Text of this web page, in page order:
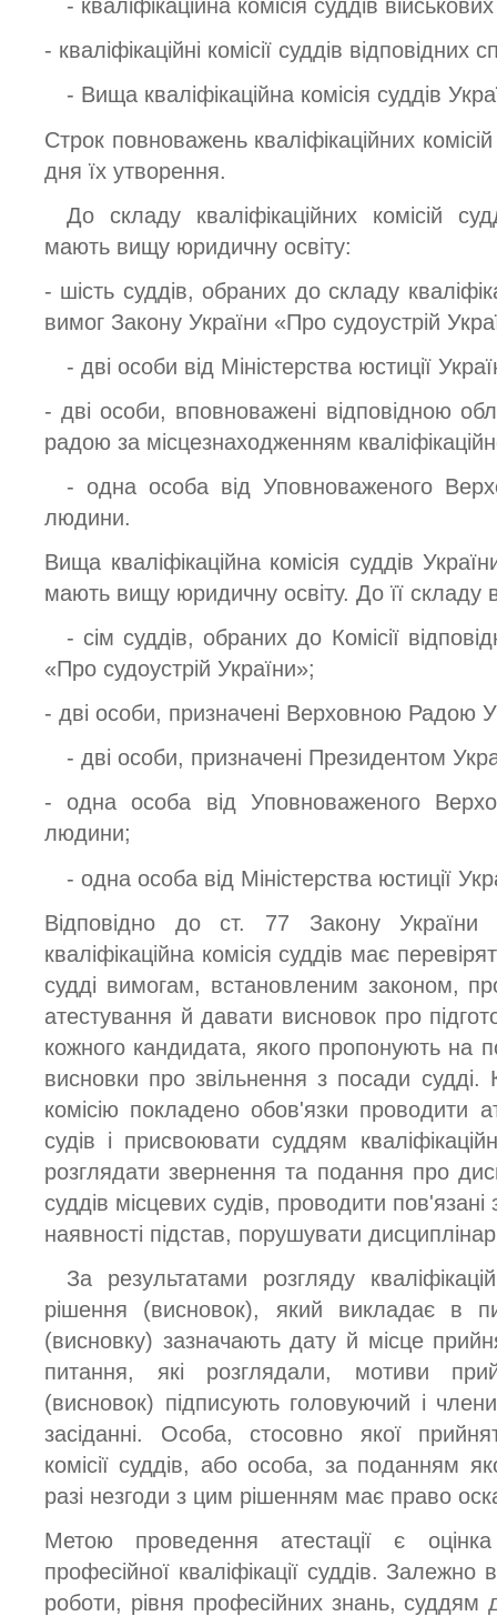
- кваліфікаційна комісія суддів
- кваліфікаційні комісії суддів відповідних
- Вища кваліфікаційна комісія суддів
Строк повноважень кваліфікаційних
дня їх утворення.
До складу кваліфікаційних комісій
мають вищу юридичну освіту:
- шість суддів, обраних до складу
вимог Закону України «Про судоустрій
- дві особи від Міністерства юстиції
- дві особи, вповноважені відповідною
радою за місцезнаходженням
- одна особа від Уповноваженого
людини.
Вища кваліфікаційна комісія суддів
мають вищу юридичну освіту. До її складу
- сім суддів, обраних до Комісії
«Про судоустрій України»;
- дві особи, призначені Верховною Радою
- дві особи, призначені Президентом
- одна особа від Уповноваженого
людини;
- одна особа від Міністерства юстиції
Відповідно до ст. 77 Закону України
кваліфікаційна комісія суддів має
судді вимогам, встановленим законом,
атестування й давати висновок про
кожного кандидата, якого пропонують на
висновки про звільнення з посади судді.
комісію покладено обов'язки проводити
судів і присвоювати суддям
розглядати звернення та подання про
суддів місцевих судів, проводити
наявності підстав, порушувати
За результатами розгляду
рішення (висновок), який викладає в
(висновку) зазначають дату й місце
питання, які розглядали, мотиви
(висновок) підписують головуючий і
засіданні. Особа, стосовно якої
комісії суддів, або особа, за поданням
разі незгоди з цим рішенням має право
Метою проведення атестації є
професійної кваліфікації суддів.
роботи, рівня професійних знань, суддям